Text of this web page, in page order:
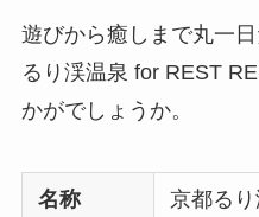
遊びから癒しまで丸一
るり渓温泉 for REST
かがでしょうか。
名称
京都る